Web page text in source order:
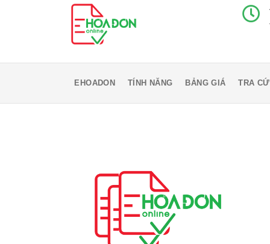
EHOADON TÍNH NĂNG BẢNG GIÁ TRA